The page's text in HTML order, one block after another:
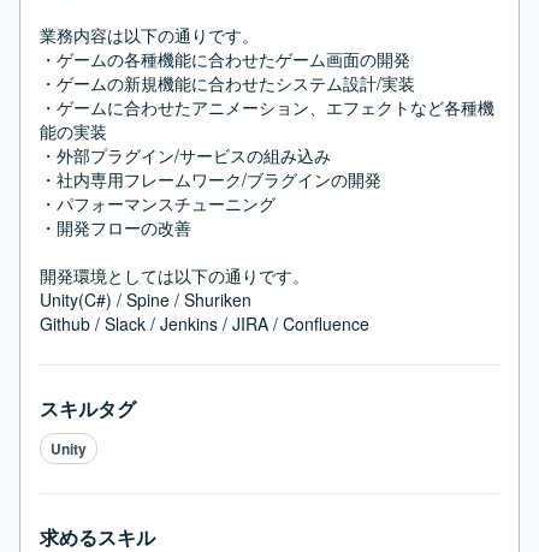
業務内容は以下の通りです。
・ゲームの各種機能に合わせたゲーム画面の開発
・ゲームの新規機能に合わせたシステム設計/実装
・ゲームに合わせたアニメーション、エフェクトなど各種機
能の実装
・外部プラグイン/サービスの組み込み
・社内専用フレームワーク/ブラグインの開発
・パフォーマンスチューニング
・開発フローの改善
開発環境としては以下の通りです。
Unity(C#) / Spine / Shuriken
Github / Slack / Jenkins / JIRA / Confluence
スキルタグ
Unity
求めるスキル